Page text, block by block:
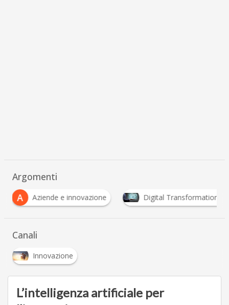
Argomenti
Digital Transformation (Trasformazione Digitale) L
Canali
Innovazione
L’intelligenza artificiale per